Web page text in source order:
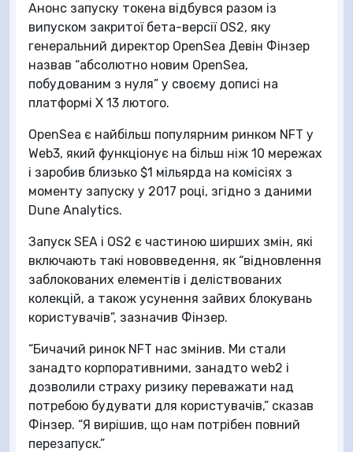
Анонс запуску токена відбувся разом із
випуском закритої бета-версії OS2, яку
генеральний директор OpenSea Девін Фінзер
назвав “абсолютно новим OpenSea,
побудованим з нуля” у своєму дописі на
платформі X 13 лютого.
OpenSea є найбільш популярним ринком NFT у
Web3, який функціонує на більш ніж 10 мережах
і заробив близько $1 мільярда на комісіях з
моменту запуску у 2017 році, згідно з даними
Dune Analytics.
Запуск SEA і OS2 є частиною ширших змін, які
включають такі нововведення, як “відновлення
заблокованих елементів і деліствованих
колекцій, а також усунення зайвих блокувань
користувачів”, зазначив Фінзер.
“Бичачий ринок NFT нас змінив. Ми стали
занадто корпоративними, занадто web2 і
дозволили страху ризику переважати над
потребою будувати для користувачів,” сказав
Фінзер. “Я вирішив, що нам потрібен повний
перезапуск.”